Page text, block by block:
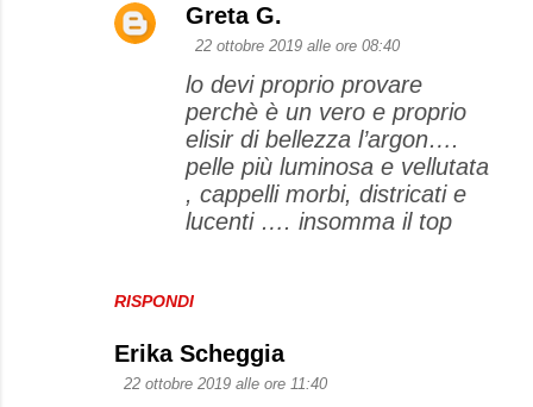
RISPONDI
Greta G.
22 ottobre 2019 alle ore 08:40
lo devi proprio provare
perchè è un vero e proprio
elisir di bellezza l’argon….
pelle più luminosa e vellutata
, cappelli morbi, districati e
lucenti …. insomma il top
Erika Scheggia
22 ottobre 2019 alle ore 11:40